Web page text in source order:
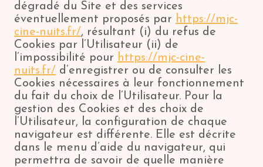
dégradé du Site et des services
éventuellement proposés par https://mjc-
cine-nuits.fr/, résultant (i) du refus de
Cookies par l’Utilisateur (ii) de
l’impossibilité pour https://mjc-cine-
nuits.fr/ d’enregistrer ou de consulter les
Cookies nécessaires à leur fonctionnement
du fait du choix de l’Utilisateur. Pour la
gestion des Cookies et des choix de
l’Utilisateur, la configuration de chaque
navigateur est différente. Elle est décrite
dans le menu d’aide du navigateur, qui
permettra de savoir de quelle manière